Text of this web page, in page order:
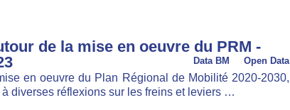
de la mise en oeuvre du PRM -
Open Data
Data BM
en oeuvre du Plan Régional de Mobilité 2020-2030, une
réflexions sur les freins et leviers …